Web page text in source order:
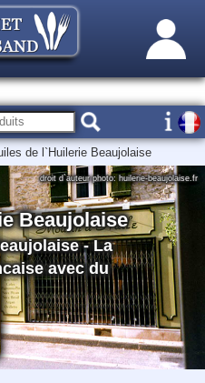
de l`Huilerie Beaujolaise
Beaujolaise
- La
avec du
droit d`auteur photo: huilerie-beaujolaise.fr